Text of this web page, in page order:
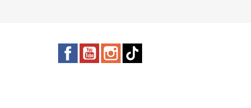
FacebookYouTubeInstagram